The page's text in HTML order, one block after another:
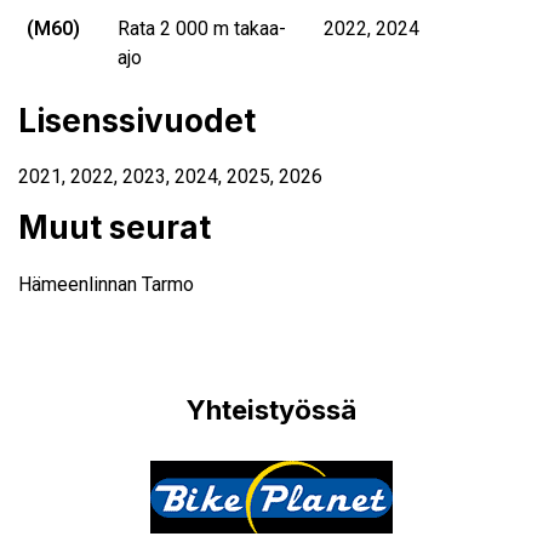
(M60)
Rata 2 000 m takaa-
ajo
2022, 2024
Lisenssivuodet
2021, 2022, 2023, 2024, 2025, 2026
Muut seurat
Hämeenlinnan Tarmo
Yhteistyössä